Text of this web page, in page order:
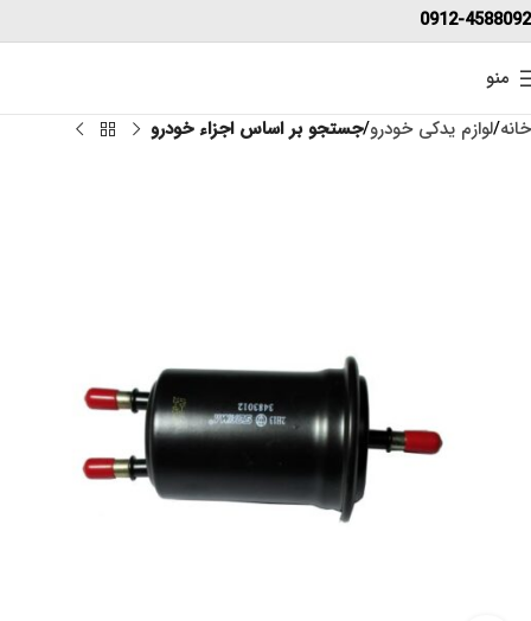
0912-4588092
منو
خانه لوازم یدکی خودرو جستجو بر اساس اجزاء خودرو